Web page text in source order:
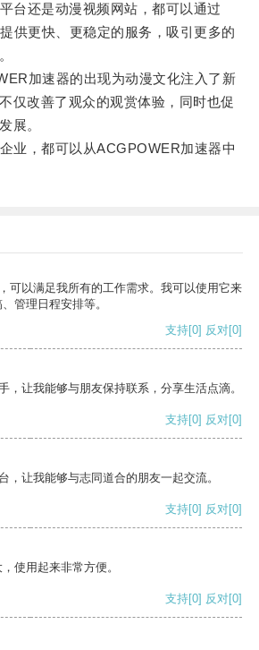
还是动漫视频网站，都可以通过
供更快、更稳定的服务，吸引更多的
加速器的出现为动漫文化注入了新
仅改善了观众的观赏体验，同时也促
展。
，都可以从ACGPOWER加速器中
可以满足我所有的工作需求。我可以使用它来
管理日程安排等。
支持[0] 反对[0]
，让我能够与朋友保持联系，分享生活点滴。
支持[0] 反对[0]
，让我能够与志同道合的朋友一起交流。
支持[0] 反对[0]
使用起来非常方便。
支持[0] 反对[0]